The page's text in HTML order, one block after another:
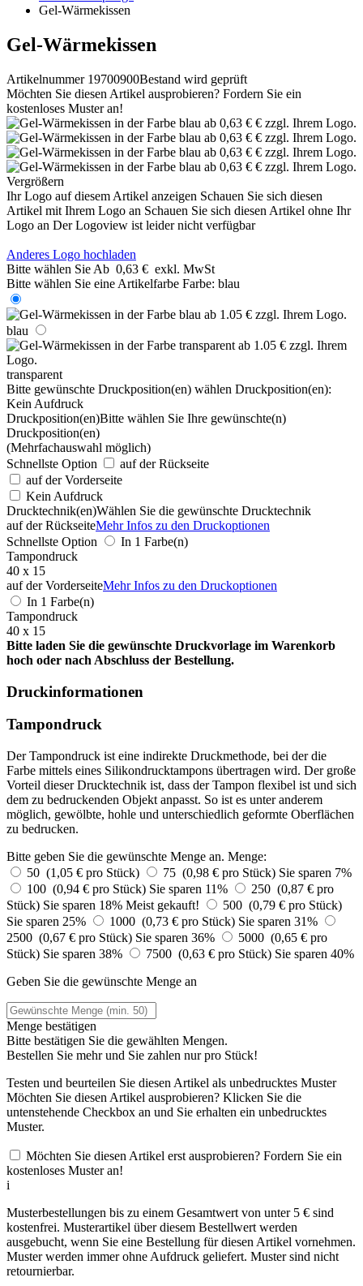
Gel-Wärmekissen
Gel-Wärmekissen
Artikelnummer 19700900Bestand wird geprüft
Möchten Sie diesen Artikel ausprobieren? Fordern Sie ein
kostenloses Muster an!
Vergrößern
Ihr Logo auf diesem Artikel anzeigen Schauen Sie sich diesen
Artikel mit Ihrem Logo an Schauen Sie sich diesen Artikel ohne Ihr
Logo an Der Logoview ist leider nicht verfügbar
Anderes Logo hochladen
Bitte wählen Sie Ab 0,63 € exkl. MwSt
Bitte wählen Sie eine Artikelfarbe Farbe: blau
blau
transparent
Bitte gewünschte Druckposition(en) wählen Druckposition(en):
Kein Aufdruck
Druckposition(en)Bitte wählen Sie Ihre gewünschte(n)
Druckposition(en)
(Mehrfachauswahl möglich)
Schnellste Option
auf der Rückseite
auf der Vorderseite
Kein Aufdruck
Drucktechnik(en)Wählen Sie die gewünschte Drucktechnik
auf der RückseiteMehr Infos zu den Druckoptionen
Schnellste Option
In 1 Farbe(n)
Tampondruck
40 x 15
auf der VorderseiteMehr Infos zu den Druckoptionen
In 1 Farbe(n)
Tampondruck
40 x 15
Bitte laden Sie die gewünschte Druckvorlage im Warenkorb
hoch oder nach Abschluss der Bestellung.
Druckinformationen
Tampondruck
Der Tampondruck ist eine indirekte Druckmethode, bei der die
Farbe mittels eines Silikondrucktampons übertragen wird. Der große
Vorteil dieser Drucktechnik ist, dass der Tampon flexibel ist und sich
dem zu bedruckenden Objekt anpasst. So ist es unter anderem
möglich, gewölbte, hohle und unterschiedlich geformte Oberflächen
zu bedrucken.
Bitte geben Sie die gewünschte Menge an. Menge:
50 (1,05 € pro Stück)
75 (0,98 € pro Stück) Sie sparen 7%
100 (0,94 € pro Stück) Sie sparen 11%
250 (0,87 € pro
Stück) Sie sparen 18% Meist gekauft!
500 (0,79 € pro Stück)
Sie sparen 25%
1000 (0,73 € pro Stück) Sie sparen 31%
2500 (0,67 € pro Stück) Sie sparen 36%
5000 (0,65 € pro
Stück) Sie sparen 38% 7500 (0,63 € pro Stück) Sie sparen 40%
Geben Sie die gewünschte Menge an
Menge bestätigen
Bitte bestätigen Sie die gewählten Mengen.
Bestellen Sie mehr und Sie zahlen nurpro Stück!
Testen und beurteilen Sie diesen Artikel als unbedrucktes Muster
Möchten Sie diesen Artikel ausprobieren? Klicken Sie die
untenstehende Checkbox an und Sie erhalten ein unbedrucktes
Muster.
Möchten Sie diesen Artikel erst ausprobieren? Fordern Sie ein
kostenloses Muster an!
i
Musterbestellungen bis zu einem Gesamtwert von unter 5 € sind
kostenfrei. Musterartikel über diesem Bestellwert werden
ausgebucht, wenn Sie eine Bestellung für diesen Artikel vornehmen.
Muster werden immer ohne Aufdruck geliefert. Muster sind nicht
retournierbar.